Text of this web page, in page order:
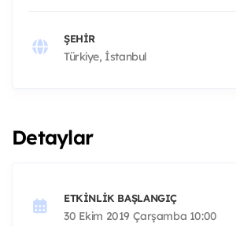
ŞEHIR
Türkiye, İstanbul
Detaylar
ETKINLIK BAŞLANGIÇ
30 Ekim 2019 Çarşamba 10:00